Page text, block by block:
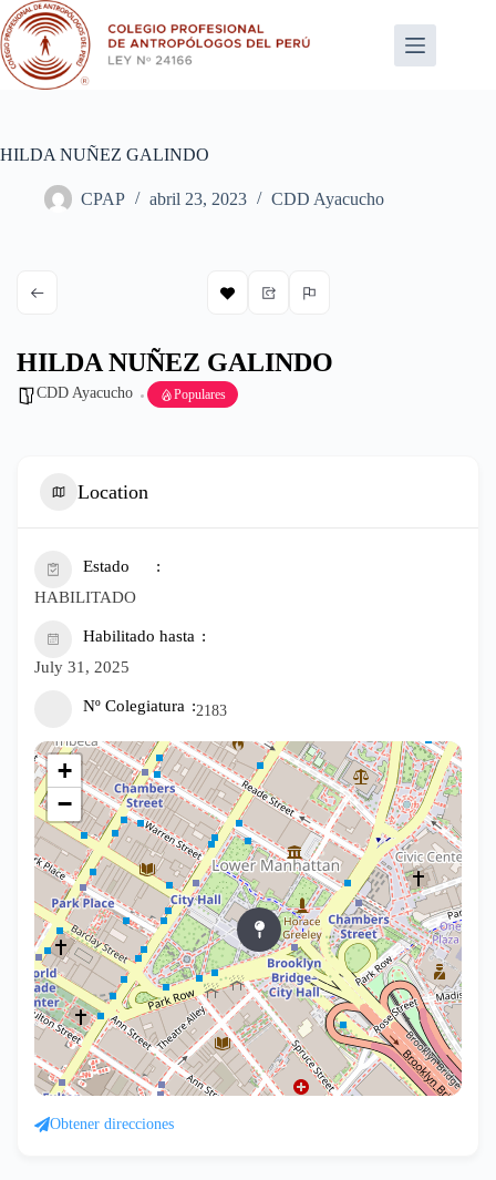
Saltar
al
contenido
HILDA NUÑEZ GALINDO
CPAP abril 23, 2023 CDD Ayacucho
HILDA NUÑEZ GALINDO
CDD Ayacucho Populares
Location
Estado
HABILITADO
Habilitado hasta
July 31, 2025
Nº Colegiatura 2183
+
−
Obtener direcciones